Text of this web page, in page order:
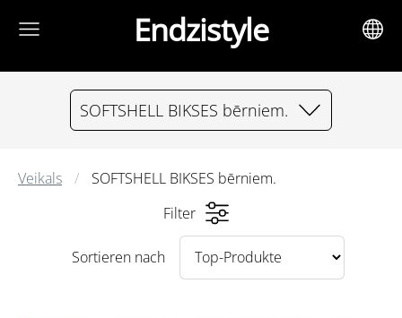
Endzistyle
SOFTSHELL BIKSES bērniem.
Veikals
SOFTSHELL BIKSES bērniem.
Filter
Sortieren nach